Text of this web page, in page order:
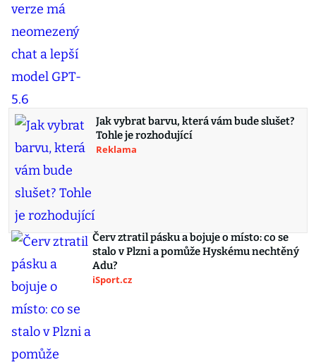
Jak vybrat barvu, která vám bude slušet?
Tohle je rozhodující
Reklama
Červ ztratil pásku a bojuje o místo: co se
stalo v Plzni a pomůže Hyskému nechtěný
Adu?
iSport.cz